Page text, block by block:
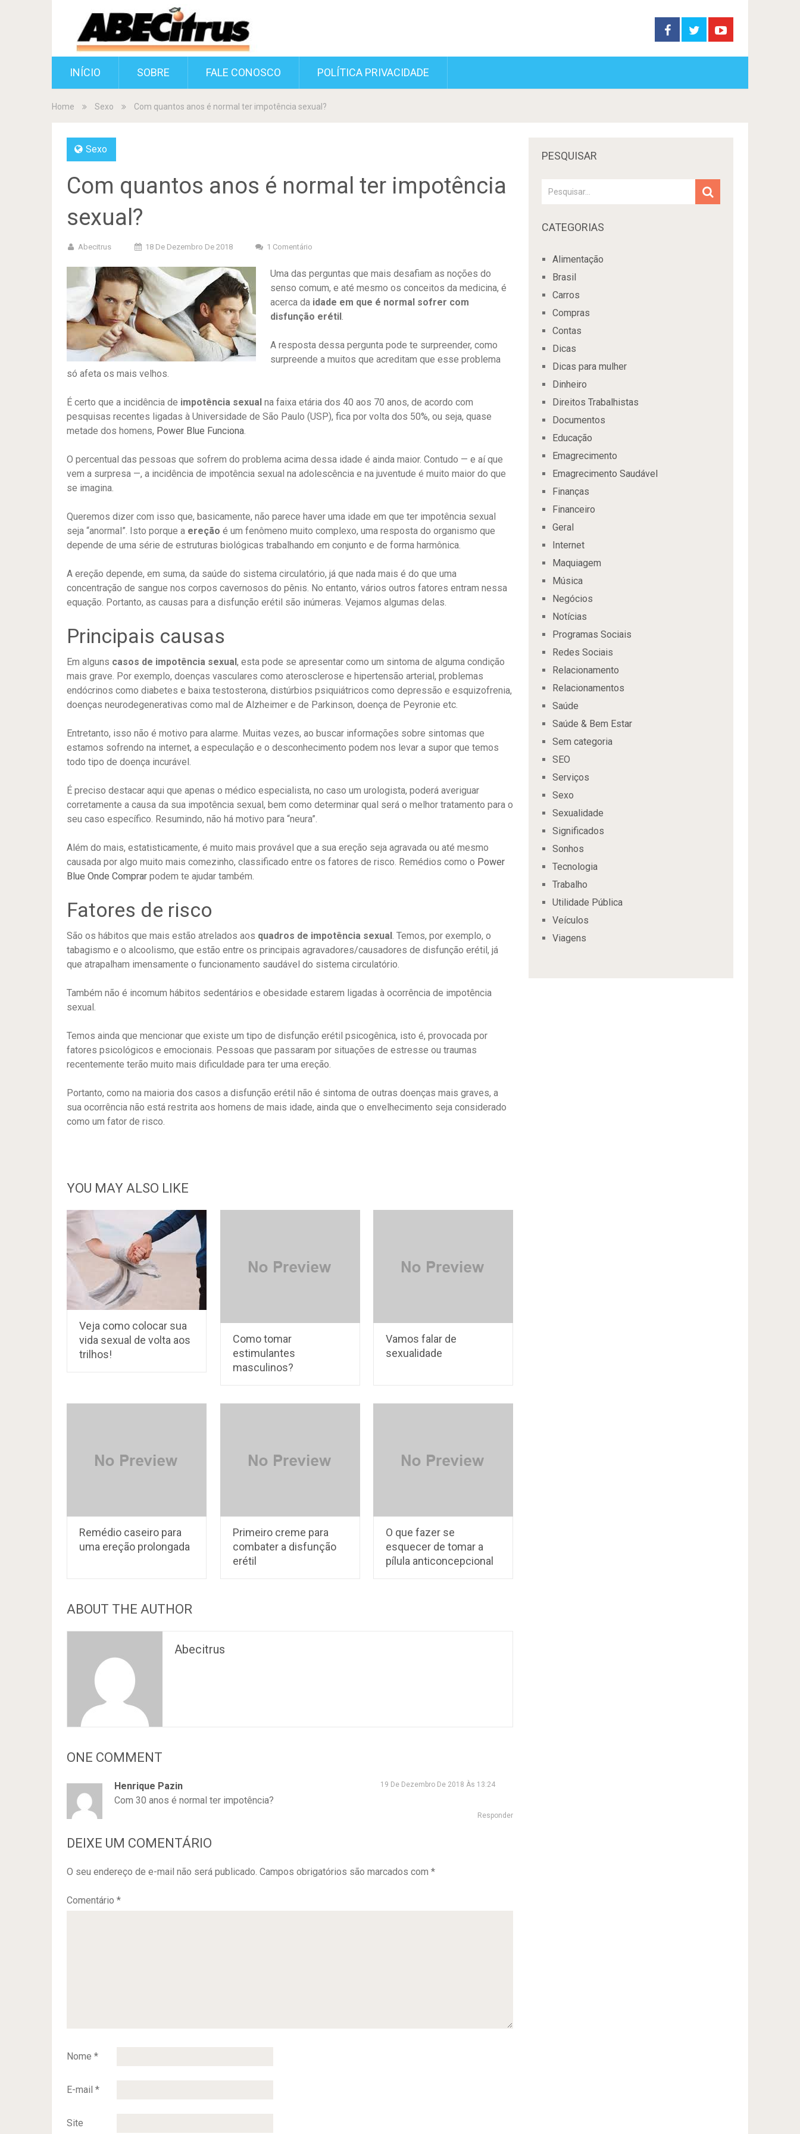
INÍCIO SOBRE FALE CONOSCO POLÍTICA PRIVACIDADE
Home Sexo Com quantos anos é normal ter impotência sexual?
Sexo
Com quantos anos é normal ter impotência
sexual?
Abecitrus 18 De Dezembro De 2018 1 Comentário
Uma das perguntas que mais desafiam as noções do
senso comum, e até mesmo os conceitos da medicina, é
acerca da idade em que é normal sofrer com
disfunção erétil.
A resposta dessa pergunta pode te surpreender, como
surpreende a muitos que acreditam que esse problema
só afeta os mais velhos.
É certo que a incidência de impotência sexual na faixa etária dos 40 aos 70 anos, de acordo com
pesquisas recentes ligadas à Universidade de São Paulo (USP), fica por volta dos 50%, ou seja, quase
metade dos homens, Power Blue Funciona.
O percentual das pessoas que sofrem do problema acima dessa idade é ainda maior. Contudo — e aí que
vem a surpresa —, a incidência de impotência sexual na adolescência e na juventude é muito maior do que
se imagina.
Queremos dizer com isso que, basicamente, não parece haver uma idade em que ter impotência sexual
seja “anormal”. Isto porque a ereção é um fenômeno muito complexo, uma resposta do organismo que
depende de uma série de estruturas biológicas trabalhando em conjunto e de forma harmônica.
A ereção depende, em suma, da saúde do sistema circulatório, já que nada mais é do que uma
concentração de sangue nos corpos cavernosos do pênis. No entanto, vários outros fatores entram nessa
equação. Portanto, as causas para a disfunção erétil são inúmeras. Vejamos algumas delas.
Principais causas
Em alguns casos de impotência sexual, esta pode se apresentar como um sintoma de alguma condição
mais grave. Por exemplo, doenças vasculares como aterosclerose e hipertensão arterial, problemas
endócrinos como diabetes e baixa testosterona, distúrbios psiquiátricos como depressão e esquizofrenia,
doenças neurodegenerativas como mal de Alzheimer e de Parkinson, doença de Peyronie etc.
Entretanto, isso não é motivo para alarme. Muitas vezes, ao buscar informações sobre sintomas que
estamos sofrendo na internet, a especulação e o desconhecimento podem nos levar a supor que temos
todo tipo de doença incurável.
É preciso destacar aqui que apenas o médico especialista, no caso um urologista, poderá averiguar
corretamente a causa da sua impotência sexual, bem como determinar qual será o melhor tratamento para o
seu caso específico. Resumindo, não há motivo para “neura”.
Além do mais, estatisticamente, é muito mais provável que a sua ereção seja agravada ou até mesmo
causada por algo muito mais comezinho, classificado entre os fatores de risco. Remédios como o Power
Blue Onde Comprar podem te ajudar também.
Fatores de risco
São os hábitos que mais estão atrelados aos quadros de impotência sexual. Temos, por exemplo, o
tabagismo e o alcoolismo, que estão entre os principais agravadores/causadores de disfunção erétil, já
que atrapalham imensamente o funcionamento saudável do sistema circulatório.
Também não é incomum hábitos sedentários e obesidade estarem ligadas à ocorrência de impotência
sexual.
Temos ainda que mencionar que existe um tipo de disfunção erétil psicogênica, isto é, provocada por
fatores psicológicos e emocionais. Pessoas que passaram por situações de estresse ou traumas
recentemente terão muito mais dificuldade para ter uma ereção.
Portanto, como na maioria dos casos a disfunção erétil não é sintoma de outras doenças mais graves, a
sua ocorrência não está restrita aos homens de mais idade, ainda que o envelhecimento seja considerado
como um fator de risco.
YOU MAY ALSO LIKE
Veja como colocar sua
vida sexual de volta aos
trilhos!
Como tomar
estimulantes
masculinos?
Vamos falar de
sexualidade
Remédio caseiro para
uma ereção prolongada
Primeiro creme para
combater a disfunção
erétil
O que fazer se
esquecer de tomar a
pílula anticoncepcional
ABOUT THE AUTHOR
Abecitrus
ONE COMMENT
Henrique Pazin 19 De Dezembro De 2018 Às 13:24
Com 30 anos é normal ter impotência?
Responder
DEIXE UM COMENTÁRIO
O seu endereço de e-mail não será publicado. Campos obrigatórios são marcados com *
Comentário *
Nome *
E-mail *
Site
PESQUISAR
CATEGORIAS
Alimentação
Brasil
Carros
Compras
Contas
Dicas
Dicas para mulher
Dinheiro
Direitos Trabalhistas
Documentos
Educação
Emagrecimento
Emagrecimento Saudável
Finanças
Financeiro
Geral
Internet
Maquiagem
Música
Negócios
Notícias
Programas Sociais
Redes Sociais
Relacionamento
Relacionamentos
Saúde
Saúde & Bem Estar
Sem categoria
SEO
Serviços
Sexo
Sexualidade
Significados
Sonhos
Tecnologia
Trabalho
Utilidade Pública
Veículos
Viagens